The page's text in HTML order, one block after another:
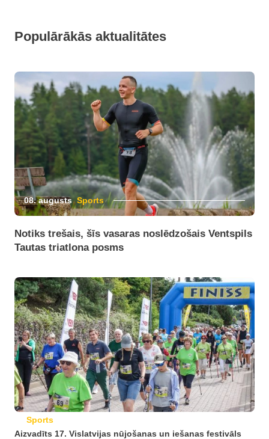
Populārākās aktualitātes
08. augusts Sports
Notiks trešais, šīs vasaras noslēdzošais Ventspils
Tautas triatlona posms
Sports
Aizvadīts 17. Vislatvijas nūjošanas un iešanas festivāls